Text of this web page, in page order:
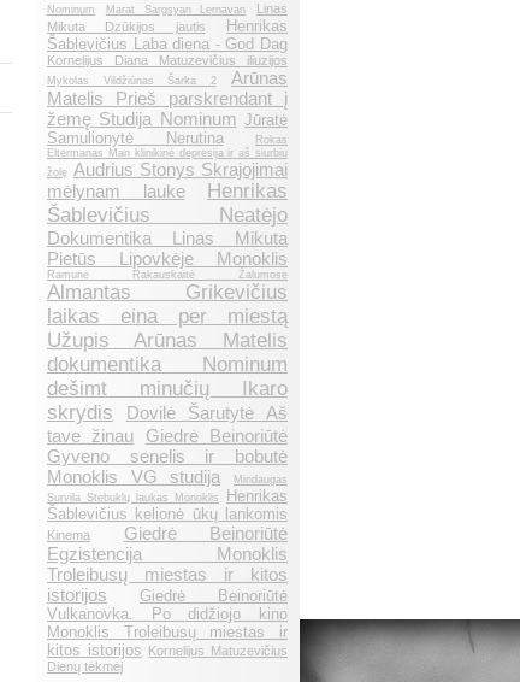
Nominum
Marat Sargsyan Lernavan
Linas
Mikuta Dzūkijos jautis
Henrikas
Šablevičius Laba diena - God Dag
Kornelijus Diana Matuzevičius iliuzijos
Mykolas Vildžiūnas Šarka 2
Arūnas
Matelis Prieš parskrendant į
žemę Studija Nominum Jūratė
Samulionytė Nerutina
Rokas
Eltermanas Man klinikinė depresija ir aš siurbiu
žolę Audrius Stonys Skrajojimai
mėlynam lauke
Henrikas
Šablevičius Neatėjo
Dokumentika Linas Mikuta
Pietūs Lipovkėje Monoklis
Ramunė Rakauskaitė Žalumose
Almantas Grikevičius
laikas eina per miestą
Užupis Arūnas Matelis
dokumentika Nominum
dešimt minučių Ikaro
skrydis
Dovilė Šarutytė Aš
tave žinau
Giedrė Beinoriūtė
Gyveno senelis ir bobutė
Monoklis VG studija
Mindaugas
Survila Stebuklų laukas Monoklis
Henrikas
Šablevičius kelionė ūkų lankomis
Kinema
Giedrė Beinoriūtė
Egzistencija Monoklis
Troleibusų miestas ir kitos
istorijos
Giedrė Beinoriūtė
Vulkanovka. Po didžiojo kino
Monoklis Troleibusų miestas ir
kitos istorijos Kornelijus Matuzevičius
Dienų tėkmėj